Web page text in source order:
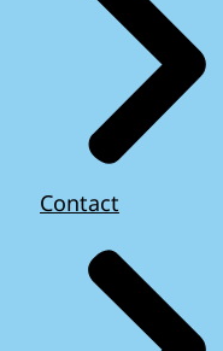
Contact